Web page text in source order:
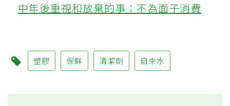
中年後重視和放棄的事：不為面子消費
塑膠 保鮮 清潔劑 自來水